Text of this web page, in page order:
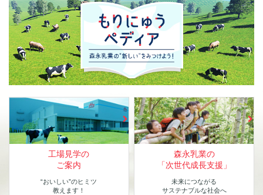
工場見学の
ご案内
“おいしい”のヒミツ
教えます！
森永乳業の
「次世代成長支援」
未来につながる
サステナブルな社会へ